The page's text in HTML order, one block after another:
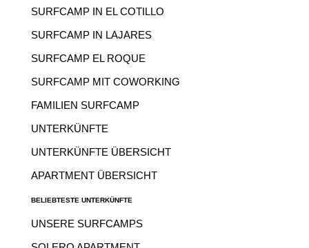
SURFCAMP IN EL COTILLO
SURFCAMP IN LAJARES
SURFCAMP EL ROQUE
SURFCAMP MIT COWORKING
FAMILIEN SURFCAMP
UNTERKÜNFTE
UNTERKÜNFTE ÜBERSICHT
APARTMENT ÜBERSICHT
BELIEBTESTE UNTERKÜNFTE
UNSERE SURFCAMPS